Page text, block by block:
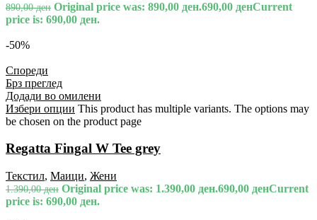
890,00ден Original price was: 890,00 ден.690,00 денCurrent
price is: 690,00 ден.
-50%
Спореди
Брз преглед
Додади во омилени
Избери опции This product has multiple variants. The options may
be chosen on the product page
Regatta Fingal W Tee grey
Текстил, Маици, Жени
1.390,00ден Original price was: 1.390,00 ден.690,00 денCurrent
price is: 690,00 ден.